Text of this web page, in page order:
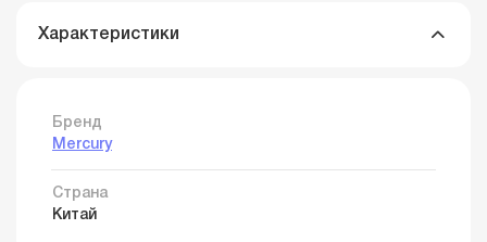
Характеристики
Бренд
Mercury
Страна
Китай